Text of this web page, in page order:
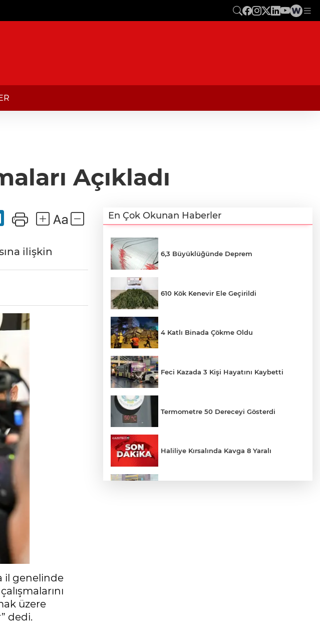
Açıkladı
ilişkin
il genelinde
üzere
dedi.
En Çok Okunan Haberler
6,3 Büyüklüğünde Deprem
610 Kök Kenevir Ele Geçirildi
4 Katlı Binada Çökme Oldu
Feci Kazada 3 Kişi Hayatını Kaybetti
Termometre 50 Dereceyi Gösterdi
Haliliye Kırsalında Kavga 8 Yaralı